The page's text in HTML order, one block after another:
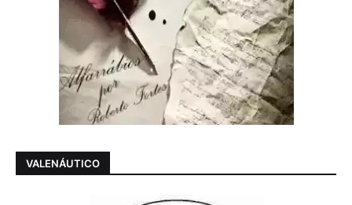
VALENÁUTICO